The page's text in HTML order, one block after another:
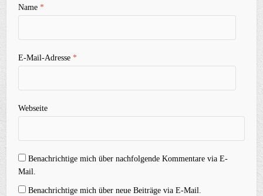
Name*
E-Mail-Adresse*
Webseite
Benachrichtige mich über nachfolgende Kommentare via E-
Mail.
Benachrichtige mich über neue Beiträge via E-Mail.